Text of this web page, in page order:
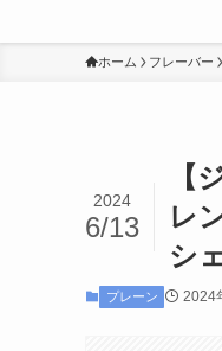
ホーム フレーバー
【
レ
シ
2024
6/13
プレーン 2024